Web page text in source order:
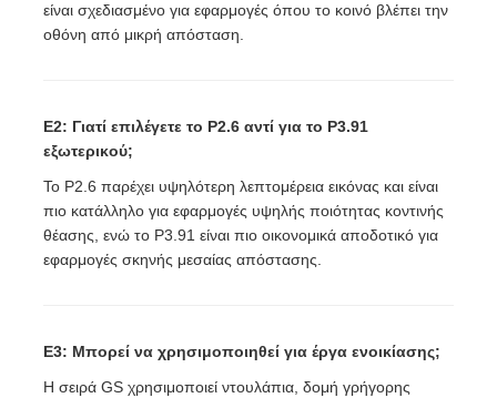
είναι σχεδιασμένο για εφαρμογές όπου το κοινό βλέπει την
οθόνη από μικρή απόσταση.
Ε2: Γιατί επιλέγετε το P2.6 αντί για το P3.91
εξωτερικού;
Το P2.6 παρέχει υψηλότερη λεπτομέρεια εικόνας και είναι
πιο κατάλληλο για εφαρμογές υψηλής ποιότητας κοντινής
θέασης, ενώ το P3.91 είναι πιο οικονομικά αποδοτικό για
εφαρμογές σκηνής μεσαίας απόστασης.
Ε3: Μπορεί να χρησιμοποιηθεί για έργα ενοικίασης;
Η σειρά GS χρησιμοποιεί ντουλάπια, δομή γρήγορης